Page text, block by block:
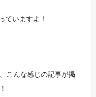
ていますよ！
こんな感じの記事が掲